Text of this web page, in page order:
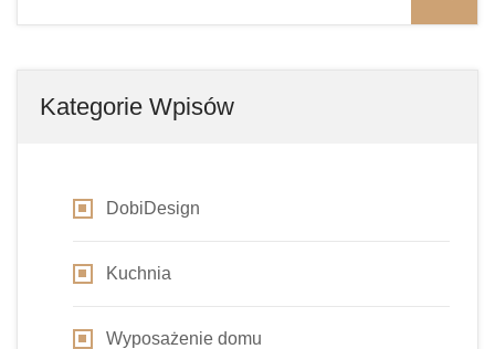
Kategorie Wpisów
DobiDesign
Kuchnia
Wyposażenie domu